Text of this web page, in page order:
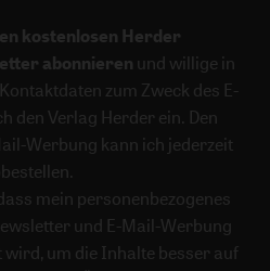
kostenlosen Herder
abonnieren und willige in
zum Zweck des E-
den Verlag Herder ein. Den
Werbung kann ich jederzeit
mein personenbezogenes
und E-Mail-Werbung
um die Inhalte besser auf